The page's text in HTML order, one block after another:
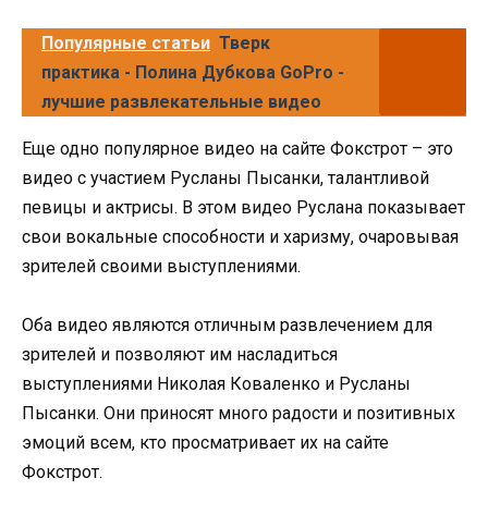
Популярные статьи Тверк
практика - Полина Дубкова GoPro -
лучшие развлекательные видео
Еще одно популярное видео на сайте Фокстрот – это
видео с участием Русланы Пысанки, талантливой
певицы и актрисы. В этом видео Руслана показывает
свои вокальные способности и харизму, очаровывая
зрителей своими выступлениями.
Оба видео являются отличным развлечением для
зрителей и позволяют им насладиться
выступлениями Николая Коваленко и Русланы
Пысанки. Они приносят много радости и позитивных
эмоций всем, кто просматривает их на сайте
Фокстрот.